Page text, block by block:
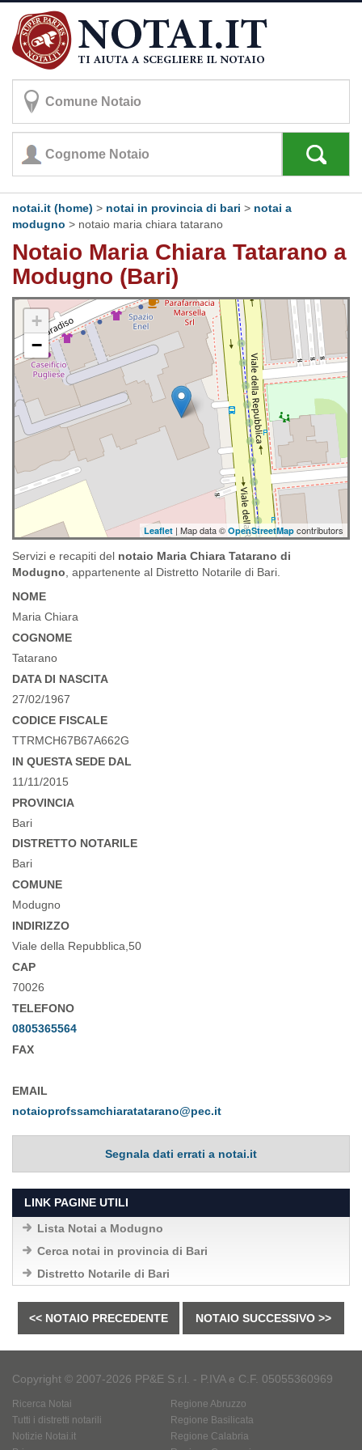
notai.it (home) > notai in provincia di bari > notai a
modugno > notaio maria chiara tatarano
Notaio Maria Chiara Tatarano a
Modugno (Bari)
+
−
Leaflet | Map data © OpenStreetMap contributors
Servizi e recapiti del notaio Maria Chiara Tatarano di
Modugno , appartenente al Distretto Notarile di Bari.
NOME
Maria Chiara
COGNOME
Tatarano
DATA DI NASCITA
27/02/1967
CODICE FISCALE
TTRMCH67B67A662G
IN QUESTA SEDE DAL
11/11/2015
PROVINCIA
Bari
DISTRETTO NOTARILE
Bari
COMUNE
Modugno
INDIRIZZO
Viale della Repubblica,50
CAP
70026
TELEFONO
0805365564
FAX
EMAIL
notaioprofssamchiaratatarano@pec.it
Segnala dati errati a notai.it
LINK PAGINE UTILI
Lista Notai a Modugno
Cerca notai in provincia di Bari
Distretto Notarile di Bari
<< NOTAIO PRECEDENTE NOTAIO SUCCESSIVO >>
Copyright © 2007-2026 PP&E S.r.l. - P.IVA e C.F. 05055360969
Ricerca Notai
Tutti i distretti notarili
Notizie Notai.it
Regione Abruzzo
Regione Basilicata
Regione Calabria